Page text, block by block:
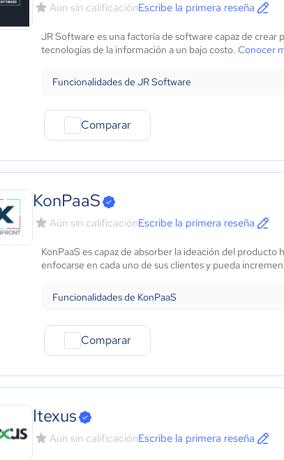
Aún sin calificaciónEscribe la primera reseña
JR Software es una factoría de software capaz de crear
tecnologías de la información a un bajo costo. Conocer
Funcionalidades de JR Software
Comparar
KonPaaS
Aún sin calificaciónEscribe la primera reseña
KonPaaS es capaz de absorber la ideación del
enfocarse en cada uno de sus clientes y pueda
Funcionalidades de KonPaaS
Comparar
Itexus
Aún sin calificaciónEscribe la primera reseña